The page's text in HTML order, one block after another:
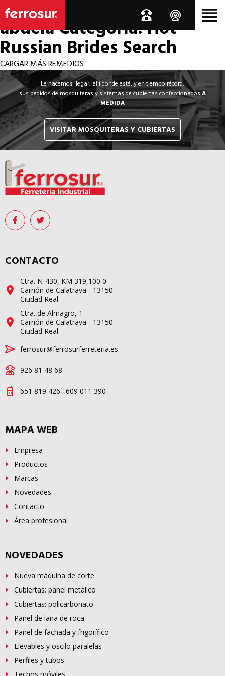
Los por si acaso de la
abuelaCategoría: Hot
Russian Brides Search
CARGAR MÁS REMEDIOS
Le hacemos llegar, allí donde esté, y en tiempo récord,
sus pedidos de mosquiteras y sistemas de cubiertas confeccionadosA
MEDIDA
VISITAR MOSQUITERAS Y CUBIERTAS
CONTACTO
Ctra. N-430, KM 319,100 0
Carrión de Calatrava - 13150
Ciudad Real
Ctra. de Almagro, 1
Carrión de Calatrava - 13150
Ciudad Real
ferrosur@ferrosurferreteria.es
926 81 48 68
651 819 426 - 609 011 390
MAPA WEB
Empresa
Productos
Marcas
Novedades
Contacto
Área profesional
NOVEDADES
Nueva máquina de corte
Cubiertas: panel metálico
Cubiertas: policarbonato
Panel de lana de roca
Panel de fachada y frigorífico
Elevables y oscilo paralelas
Perfiles y tubos